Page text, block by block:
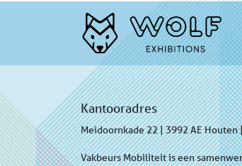
Kantooradres
Meidoornkade 22 | 3992 AE Houten
Vakbeurs Mobiliteit is een